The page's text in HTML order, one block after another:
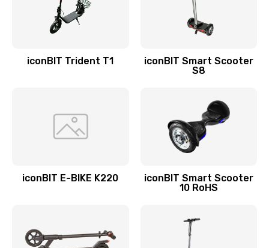
iconBIT Trident T1
iconBIT Smart Scooter
S8
iconBIT E-BIKE K220
iconBIT Smart Scooter
10 RoHS